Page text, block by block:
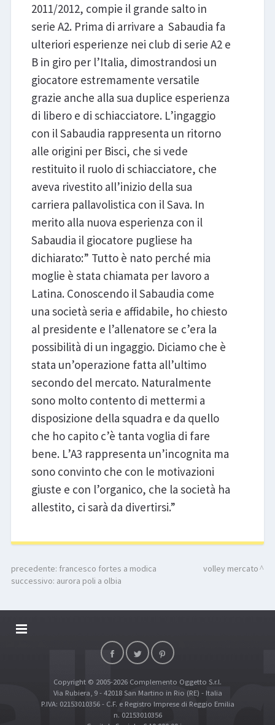
2011/2012, compie il grande salto in
serie A2. Prima di arrivare a Sabaudia fa
ulteriori esperienze nei club di serie A2 e
B in giro per l’Italia, dimostrandosi un
giocatore estremamente versatile
grazie anche alla sua duplice esperienza
di libero e di schiacciatore. L’ingaggio
con il Sabaudia rappresenta un ritorno
alle origini per Bisci, che si vede
restituito il ruolo di schiacciatore, che
aveva rivestito all’inizio della sua
carriera pallavolistica con il Sava. In
merito alla nuova esperienza con il
Sabaudia il giocatore pugliese ha
dichiarato:” Tutto è nato perché mia
moglie è stata chiamata per lavoro a
Latina. Conoscendo il Sabaudia come
una società seria e affidabile, ho chiesto
al presidente e l’allenatore se c’era la
possibilità di un ingaggio. Diciamo che è
stata un’operazione fatta all’ultimo
secondo del mercato. Naturalmente
sono molto contento di mettermi a
disposizione della squadra e da quello
che ho capito c’è tanta voglia di fare
bene. L’A3 rappresenta un’incognita ma
sono convinto che con le motivazioni
giuste e con l’organico, che la società ha
allestito, ci sarà da divertirsi.”
precedente: francesco fortes a modica
successivo: aurora poli a olbia
volley mercato
DALLARIVOLLEY SOSTIENE
TOP RICERCHE
SITE MAP
Copyright © 2005-2026 Complemento Oggetto S.r.l.
Via Rubiera, 9 - 42018 San Martino in Rio (RE) - Italia
P.IVA: 02153010356 - C.F. e Registro Imprese di Reggio Emilia
n. 02153010356